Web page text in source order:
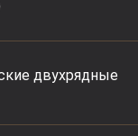
двухрядные